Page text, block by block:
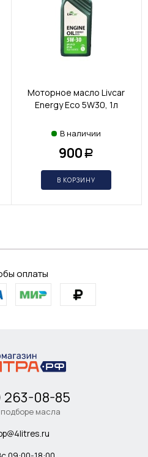
Моторное масло Livcar
Energy Eco 5W30, 1л
В наличии
900 Р
В КОРЗИНУ
оплаты
263-08-85
масла